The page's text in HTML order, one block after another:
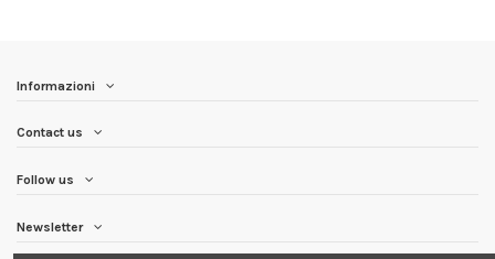
Informazioni
Contact us
Follow us
Newsletter